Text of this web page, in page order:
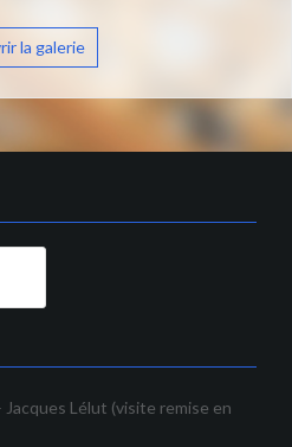
la galerie
Lélut (visite remise en